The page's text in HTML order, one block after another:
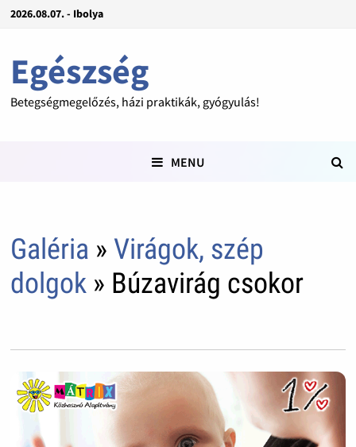
2026.08.07. - Ibolya
Egészség
Betegségmegelőzés, házi praktikák, gyógyulás!
MENU
Galéria » Virágok, szép
dolgok» Búzavirág csokor